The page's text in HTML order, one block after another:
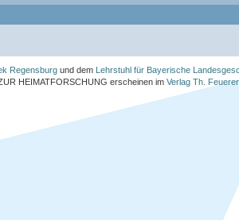
Regensburg und dem Lehrstuhl für Bayerische
HEIMATFORSCHUNG erscheinen im Verlag Th. Feuerer